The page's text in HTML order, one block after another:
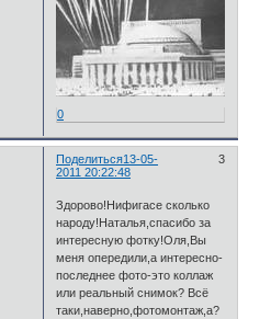
0
Поделиться 3
13-05-
2011 20:22:48
Здорово!Нифигасе сколько
народу!Наталья,спасибо за
интересную фотку!Оля,Вы
меня опередили,а интересно-
последнее фото-это коллаж
или реальный снимок? Всё
таки,наверно,фотомонтаж,а?